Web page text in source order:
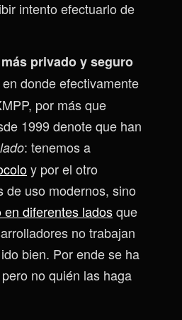
intento efectuarlo de
privado y seguro
donde efectivamente
por más que
1999 denote que han
: tenemos a
y por el otro
de uso modernos, sino
en diferentes ladosque
no trabajan
bien. Por ende se ha
no quién las haga